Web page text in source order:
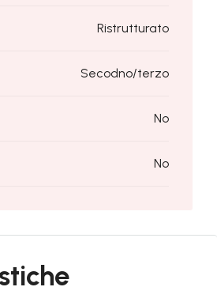
Ristrutturato
Secodno/terzo
No
No